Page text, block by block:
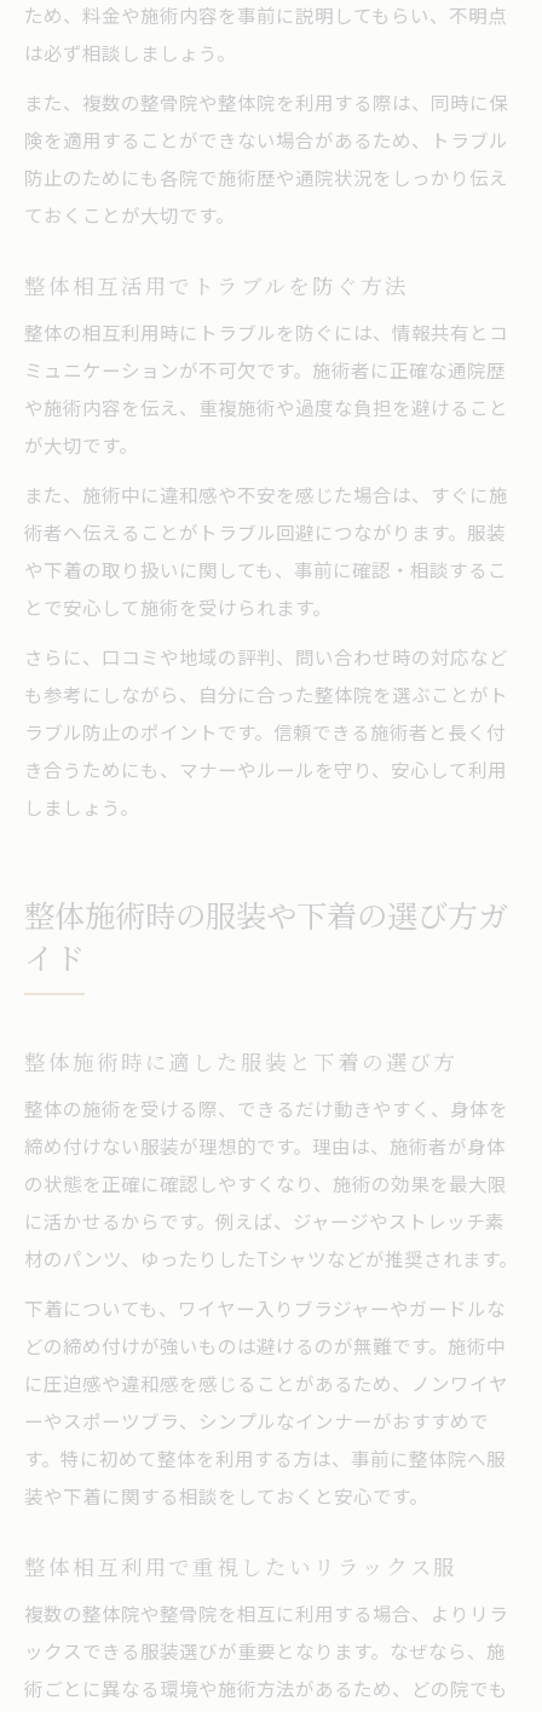
ため、料金や施術内容を事前に説明してもらい、不明点
は必ず相談しましょう。
また、複数の整骨院や整体院を利用する際は、同時に保
険を適用することができない場合があるため、トラブル
防止のためにも各院で施術歴や通院状況をしっかり伝え
ておくことが大切です。
整体相互活用でトラブルを防ぐ方法
整体の相互利用時にトラブルを防ぐには、情報共有とコ
ミュニケーションが不可欠です。施術者に正確な通院歴
や施術内容を伝え、重複施術や過度な負担を避けること
が大切です。
また、施術中に違和感や不安を感じた場合は、すぐに施
術者へ伝えることがトラブル回避につながります。服装
や下着の取り扱いに関しても、事前に確認・相談するこ
とで安心して施術を受けられます。
さらに、口コミや地域の評判、問い合わせ時の対応など
も参考にしながら、自分に合った整体院を選ぶことがト
ラブル防止のポイントです。信頼できる施術者と長く付
き合うためにも、マナーやルールを守り、安心して利用
しましょう。
整体施術時の服装や下着の選び方ガ
イド
整体施術時に適した服装と下着の選び方
整体の施術を受ける際、できるだけ動きやすく、身体を
締め付けない服装が理想的です。理由は、施術者が身体
の状態を正確に確認しやすくなり、施術の効果を最大限
に活かせるからです。例えば、ジャージやストレッチ素
材のパンツ、ゆったりしたTシャツなどが推奨されます。
下着についても、ワイヤー入りブラジャーやガードルな
どの締め付けが強いものは避けるのが無難です。施術中
に圧迫感や違和感を感じることがあるため、ノンワイヤ
ーやスポーツブラ、シンプルなインナーがおすすめで
す。特に初めて整体を利用する方は、事前に整体院へ服
装や下着に関する相談をしておくと安心です。
整体相互利用で重視したいリラックス服
複数の整体院や整骨院を相互に利用する場合、よりリラ
ックスできる服装選びが重要となります。なぜなら、施
術ごとに異なる環境や施術方法があるため、どの院でも